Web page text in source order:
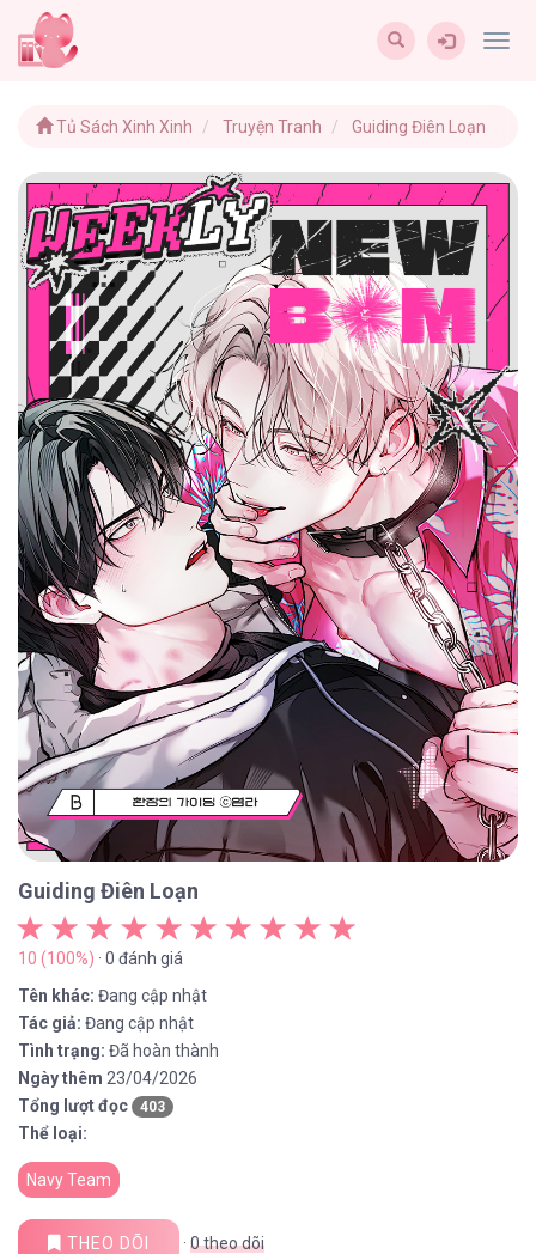
Tủ Sách Xinh Xinh Truyện Tranh Guiding Điên Loạn
Guiding Điên Loạn
10 (100%) · 0 đánh giá
Tên khác: Đang cập nhật
Tác giả: Đang cập nhật
Tình trạng: Đã hoàn thành
Ngày thêm 23/04/2026
Tổng lượt đọc
403
Thể loại:
Navy Team
THEO DÕI · 0theo dõi